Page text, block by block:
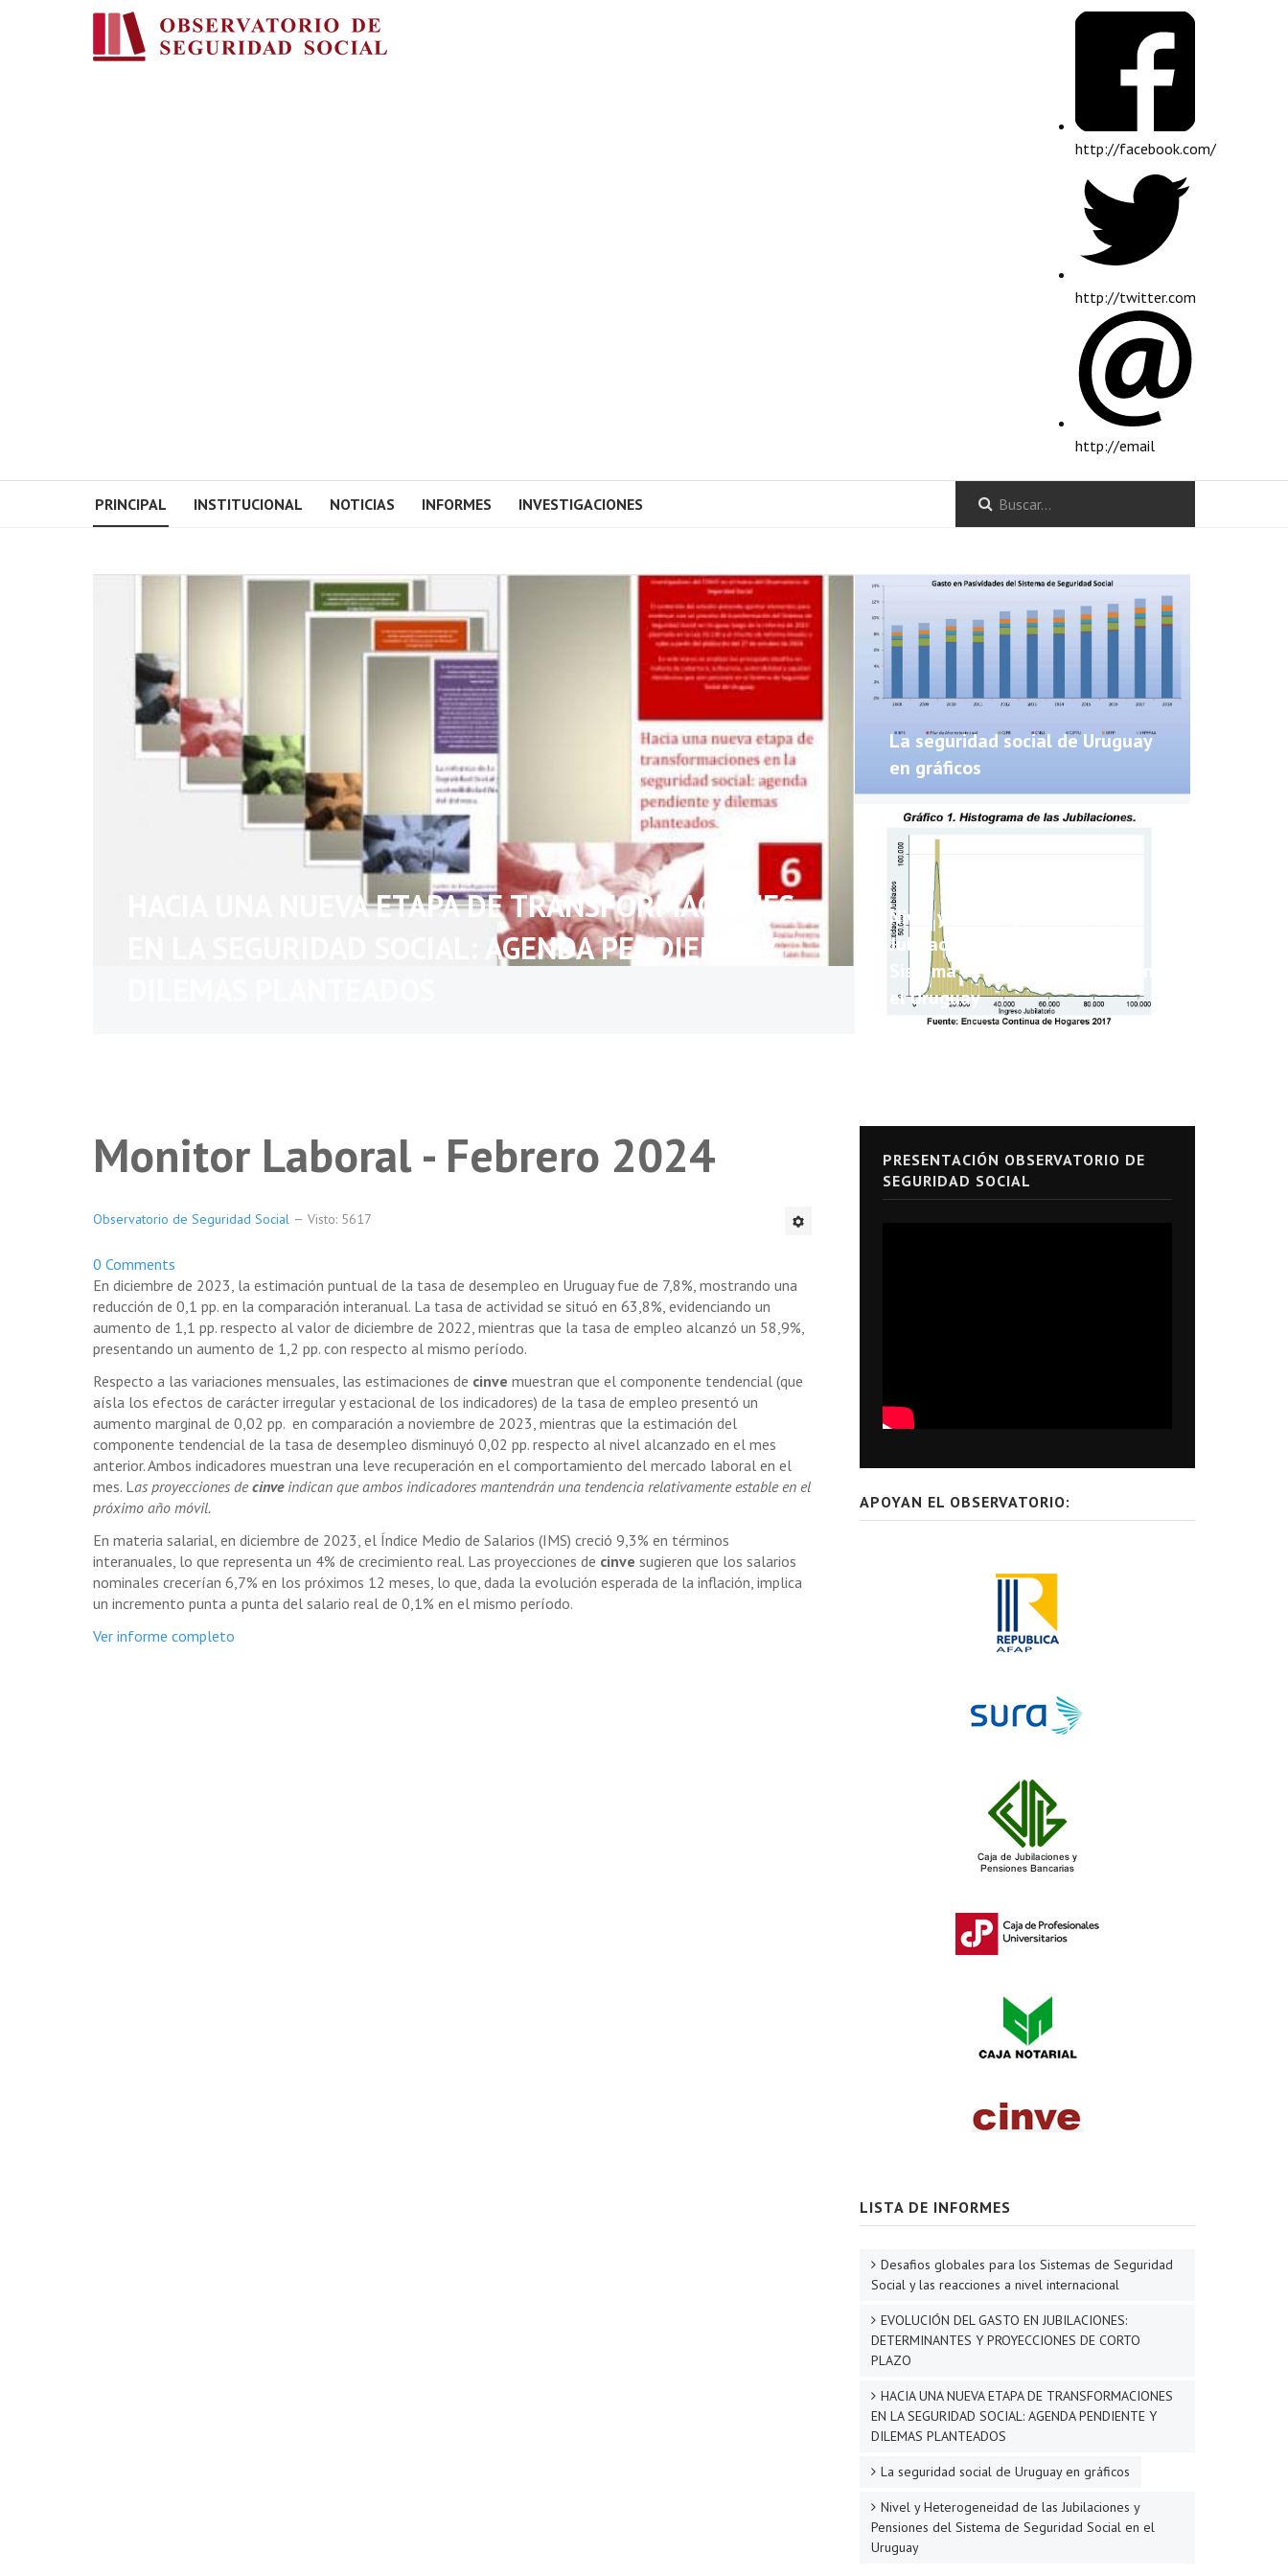
http://facebook.com/
http://twitter.com
http://email
PRINCIPAL INSTITUCIONAL NOTICIAS INFORMES INVESTIGACIONES
HACIA UNA NUEVA ETAPA DE TRANSFORMACIONES
EN LA SEGURIDAD SOCIAL: AGENDA PENDIENTE Y
La seguridad social de Uruguay
en gráficos
Nivel y Heterogeneidad de las
Jubilaciones y Pensiones del
Sistema de Seguridad Social en
el Uruguay
Monitor Laboral - Febrero 2024
Observatorio de Seguridad Social Visto: 5617
0 Comments
En diciembre de 2023, la estimación puntual de la tasa de desempleo en Uruguay fue de 7,8%, mostrando una
reducción de 0,1 pp. en la comparación interanual. La tasa de actividad se situó en 63,8%, evidenciando un
aumento de 1,1 pp. respecto al valor de diciembre de 2022, mientras que la tasa de empleo alcanzó un 58,9%,
presentando un aumento de 1,2 pp. con respecto al mismo período.
Respecto a las variaciones mensuales, las estimaciones de cinve muestran que el componente tendencial (que
aísla los efectos de carácter irregular y estacional de los indicadores) de la tasa de empleo presentó un
aumento marginal de 0,02 pp. en comparación a noviembre de 2023, mientras que la estimación del
componente tendencial de la tasa de desempleo disminuyó 0,02 pp. respecto al nivel alcanzado en el mes
anterior. Ambos indicadores muestran una leve recuperación en el comportamiento del mercado laboral en el
mes. Las proyecciones decinveindican que ambos indicadores mantendrán una tendencia relativamente estable en el
próximo año móvil.
En materia salarial, en diciembre de 2023, el Índice Medio de Salarios (IMS) creció 9,3% en términos
interanuales, lo que representa un 4% de crecimiento real. Las proyecciones de cinve sugieren que los salarios
nominales crecerían 6,7% en los próximos 12 meses, lo que, dada la evolución esperada de la inflación, implica
un incremento punta a punta del salario real de 0,1% en el mismo período.
Ver informe completo
PRESENTACIÓN OBSERVATORIO DE
SEGURIDAD SOCIAL
APOYAN EL OBSERVATORIO:
LISTA DE INFORMES
Desafios globales para los Sistemas de Seguridad
Social y las reacciones a nivel internacional
EVOLUCIÓN DEL GASTO EN JUBILACIONES:
DETERMINANTES Y PROYECCIONES DE CORTO
PLAZO
HACIA UNA NUEVA ETAPA DE TRANSFORMACIONES
EN LA SEGURIDAD SOCIAL: AGENDA PENDIENTE Y
DILEMAS PLANTEADOS
La seguridad social de Uruguay en gráficos
Nivel y Heterogeneidad de las Jubilaciones y
Pensiones del Sistema de Seguridad Social en el
Uruguay